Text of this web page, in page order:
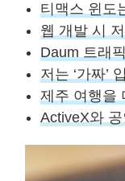
티맥스 윈도
웹 개발 시
Daum 트래
저는 ‘가짜’
제주 여행을
ActiveX와